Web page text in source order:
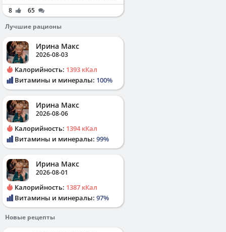
8
65
Лучшие рационы
Ирина Макс
2026-08-03
Калорийность: 1393 кКал
Витамины и минералы: 100%
Ирина Макс
2026-08-06
Калорийность: 1394 кКал
Витамины и минералы: 99%
Ирина Макс
2026-08-01
Калорийность: 1387 кКал
Витамины и минералы: 97%
Новые рецепты